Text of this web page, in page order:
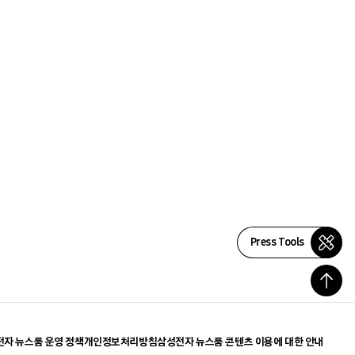
Press Tools
자 뉴스룸 운영 정책개인정보처리방침삼성전자 뉴스룸 콘텐츠 이용에 대한 안내